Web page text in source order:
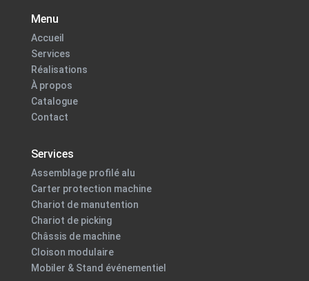
Menu
Accueil
Services
Réalisations
À propos
Catalogue
Contact
Services
Assemblage profilé alu
Carter protection machine
Chariot de manutention
Chariot de picking
Châssis de machine
Cloison modulaire
Mobiler & Stand événementiel